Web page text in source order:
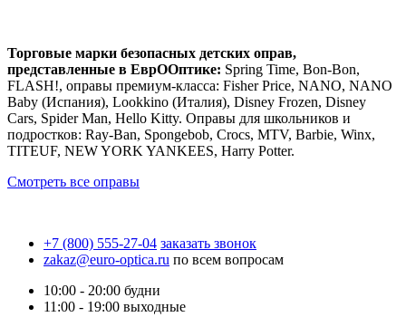
Торговые марки безопасных детских оправ,
представленные в ЕврООптике: Spring Time, Bon-Bon,
FLASH!, оправы премиум-класса: Fisher Price, NANO, NANO
Baby (Испания), Lookkino (Италия), Disney Frozen, Disney
Cars, Spider Man, Hello Kitty. Оправы для школьников и
подростков: Ray-Ban, Spongebob, Crocs, MTV, Barbie, Winx,
TITEUF, NEW YORK YANKEES, Harry Potter.
Cмотреть все оправы
+7 (800) 555-27-04 заказать звонок
zakaz@euro-optica.ru по всем вопросам
10:00 - 20:00 будни
11:00 - 19:00 выходные